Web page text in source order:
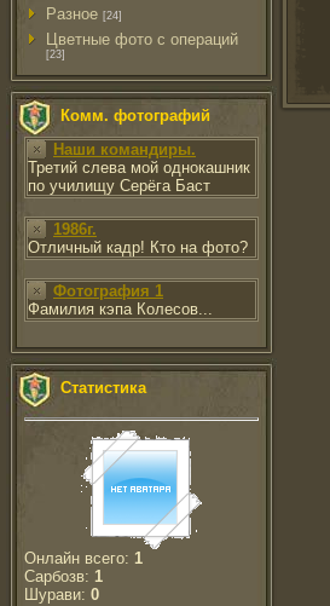
Разное [24]
Цветные фото с операций
[23]
Комм. фотографий
Наши командиры.
Третий слева мой однокашник
по училищу Серёга Баст
1986г.
Отличный кадр! Кто на фото?
Фотография 1
Фамилия кэпа Колесов...
Статистика
Онлайн всего: 1
Сарбозв: 1
Шурави: 0